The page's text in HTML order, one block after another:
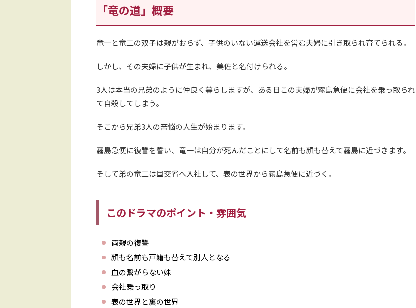
「竜の道」概要
竜一と竜二の双子は親がおらず、子供のいない運送会社を営む夫婦に引き取られ育てられる。
しかし、その夫婦に子供が生まれ、美佐と名付けられる。
3人は本当の兄弟のように仲良く暮らしますが、ある日この夫婦が霧島急便に会社を乗っ取られ
て自殺してしまう。
そこから兄弟3人の苦悩の人生が始まります。
霧島急便に復讐を誓い、竜一は自分が死んだことにして名前も顔も替えて霧島に近づきます。
そして弟の竜二は国交省へ入社して、表の世界から霧島急便に近づく。
このドラマのポイント・雰囲気
両親の復讐
顔も名前も戸籍も替えて別人となる
血の繋がらない妹
会社乗っ取り
表の世界と裏の世界